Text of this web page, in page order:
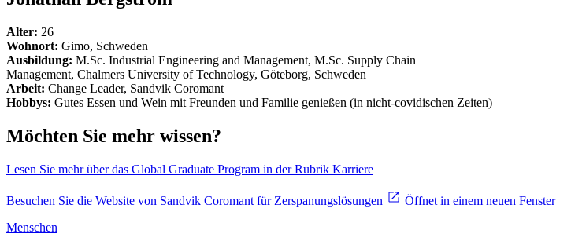
Alter: 26
Wohnort: Gimo, Schweden
Ausbildung: M.Sc. Industrial Engineering and Management, M.Sc. Supply Chain
Management, Chalmers University of Technology, Göteborg, Schweden
Arbeit: Change Leader, Sandvik Coromant
Hobbys: Gutes Essen und Wein mit Freunden und Familie genießen (in nicht-covidischen Zeiten)
Möchten Sie mehr wissen?
Lesen Sie mehr über das Global Graduate Program in der Rubrik Karriere
Besuchen Sie die Website von Sandvik Coromant für Zerspanungslösungen
Öffnet in einem neuen Fenster
Menschen